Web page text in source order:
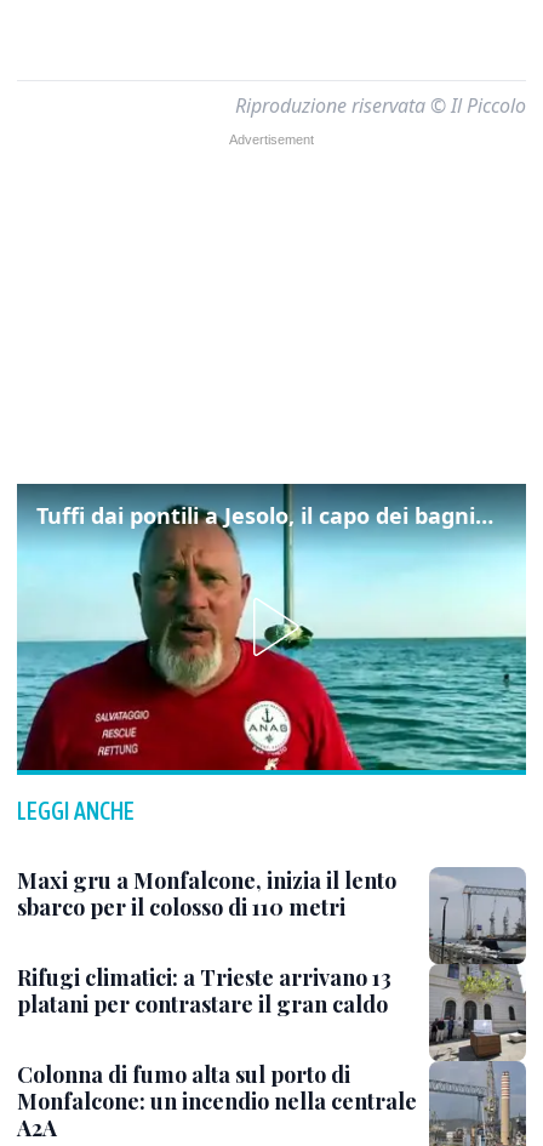
Riproduzione riservata © Il Piccolo
Tuffi dai pontili a Jesolo, il capo dei bagnini: "L'impegno di tutti per evitare altre tragedie"
LEGGI ANCHE
Maxi gru a Monfalcone, inizia il lento
sbarco per il colosso di 110 metri
Rifugi climatici: a Trieste arrivano 13
platani per contrastare il gran caldo
Colonna di fumo alta sul porto di
Monfalcone: un incendio nella centrale
A2A